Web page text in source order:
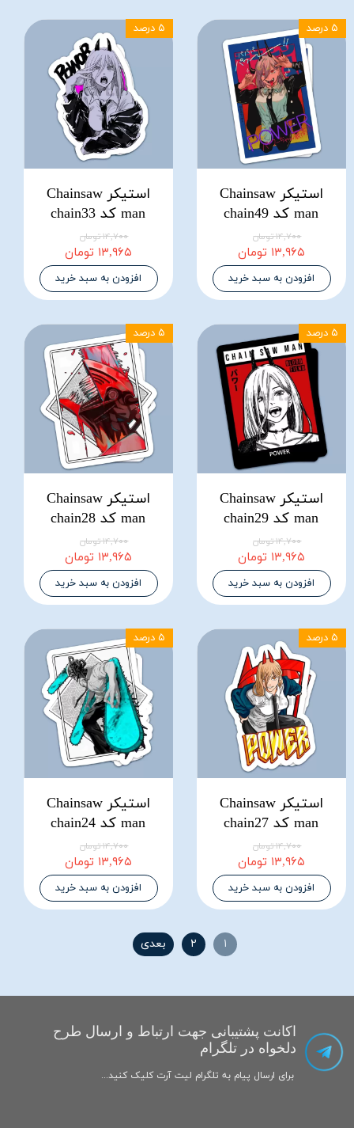
استیکر Chainsaw
man کد chain49
۱۴,۷۰۰ تومان
۱۳,۹۶۵ تومان
افزودن به سبد خرید
۵ درصد
استیکر Chainsaw
man کد chain33
۱۴,۷۰۰ تومان
۱۳,۹۶۵ تومان
افزودن به سبد خرید
۵ درصد
استیکر Chainsaw
man کد chain29
۱۴,۷۰۰ تومان
۱۳,۹۶۵ تومان
افزودن به سبد خرید
۵ درصد
استیکر Chainsaw
man کد chain28
۱۴,۷۰۰ تومان
۱۳,۹۶۵ تومان
افزودن به سبد خرید
۵ درصد
استیکر Chainsaw
man کد chain27
۱۴,۷۰۰ تومان
۱۳,۹۶۵ تومان
افزودن به سبد خرید
۵ درصد
استیکر Chainsaw
man کد chain24
۱۴,۷۰۰ تومان
۱۳,۹۶۵ تومان
افزودن به سبد خرید
۵ درصد
۱ ۲ بعدی
اکانت پشتیبانی جهت ارتباط و ارسال طرح
دلخواه در تلگرام
برای ارسال پیام به تلگرام لیت آرت کلیک کنید...